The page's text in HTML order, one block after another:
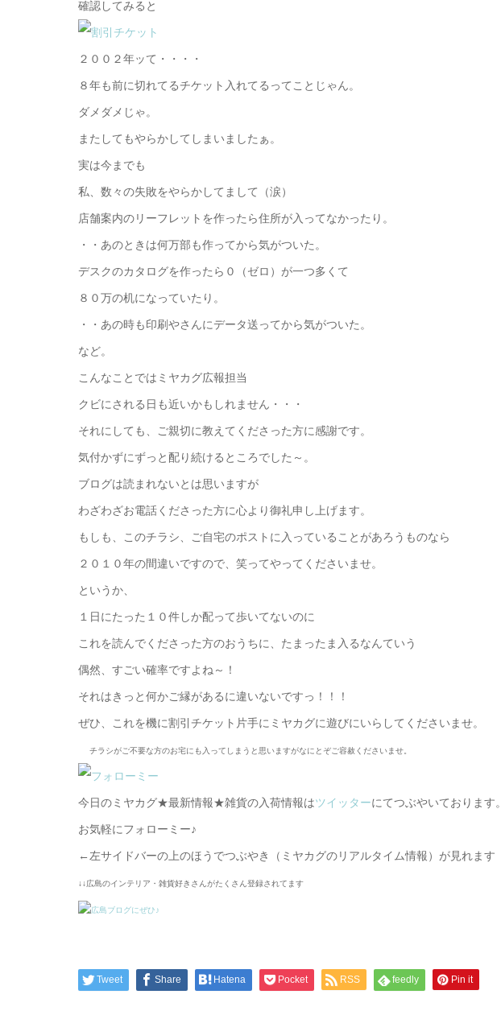
確認してみると
２００２年ッて・・・・
８年も前に切れてるチケット入れてるってことじゃん。
ダメダメじゃ。
またしてもやらかしてしまいましたぁ。
実は今までも
私、数々の失敗をやらかしてまして（涙）
店舗案内のリーフレットを作ったら住所が入ってなかったり。
・・あのときは何万部も作ってから気がついた。
デスクのカタログを作ったら０（ゼロ）が一つ多くて
８０万の机になっていたり。
・・あの時も印刷やさんにデータ送ってから気がついた。
など。
こんなことではミヤカグ広報担当
クビにされる日も近いかもしれません・・・
それにしても、ご親切に教えてくださった方に感謝です。
気付かずにずっと配り続けるところでした～。
ブログは読まれないとは思いますが
わざわざお電話くださった方に心より御礼申し上げます。
もしも、このチラシ、ご自宅のポストに入っていることがあろうものなら
２０１０年の間違いですので、笑ってやってくださいませ。
というか、
１日にたった１０件しか配って歩いてないのに
これを読んでくださった方のおうちに、たまったま入るなんていう
偶然、すごい確率ですよね～！
それはきっと何かご縁があるに違いないですっ！！！
ぜひ、これを機に割引チケット片手にミヤカグに遊びにいらしてくださいませ。
チラシがご不要な方のお宅にも入ってしまうと思いますがなにとぞご容赦くださいませ。
今日のミヤカグ★最新情報★雑貨の入荷情報はツイッターにてつぶやいております。
お気軽にフォローミー♪
←左サイドバーの上のほうでつぶやき（ミヤカグのリアルタイム情報）が見れます
↓↓広島のインテリア・雑貨好きさんがたくさん登録されてます
Tweet Share Hatena Pocket RSS feedly Pin it